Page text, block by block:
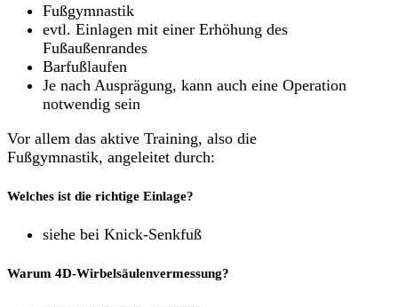
Fußgymnastik
evtl. Einlagen mit einer Erhöhung des
Fußaußenrandes
Barfußlaufen
Je nach Ausprägung, kann auch eine Operation
notwendig sein
Vor allem das aktive Training, also die
Fußgymnastik, angeleitet durch:
Welches ist die richtige Einlage?
siehe bei Knick-Senkfuß
Warum 4D-Wirbelsäulenvermessung?